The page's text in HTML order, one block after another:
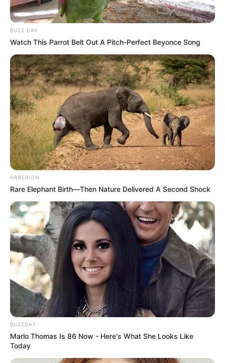
Δανέζης: Μποζόνιο Χιγκς – Τι μας κρύβουν για το
θάνατο… « Όταν λέμε ότι κάποιος γεννιέται ή
πεθαίνει, εννοούμε επιστημονικά ότι χάνεται ή
εμφανίζεται η δυνατότητα να τον αντιλαμβάνονται οι
αισθήσεις μας»
BUZZ DAY
Watch This Parrot Belt Out A Pitch-Perfect Beyonce Song
HABERION
Rare Elephant Birth—Then Nature Delivered A Second Shock
BUZZDAY
Marlo Thomas Is 86 Now - Here's What She Looks Like
Today